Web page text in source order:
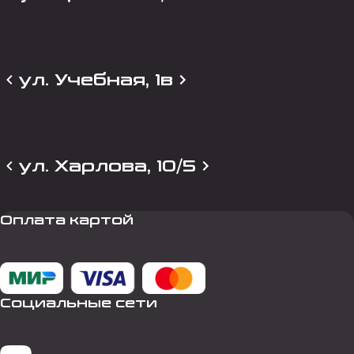
ул. Учебная, 1в
ул. Харлова, 10/5
Оплата картой
Социальные сети